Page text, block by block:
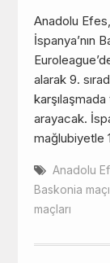
Anadolu
İspanya’nın
alarak 9.
arayacak.
mağlubiyetle
Anadolu
Baskonia
maçları